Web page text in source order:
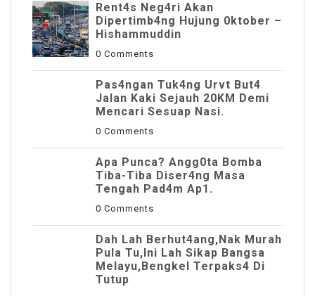
Rent4s Neg4ri Akan
Dipertimb4ng Hujung 0ktober –
Hishammuddin
0 Comments
Pas4ngan Tuk4ng Urvt But4
JaIan Kaki Sejauh 20KM Demi
Mencari Sesuap Nasi.
0 Comments
Apa Punca? Angg0ta Bomba
Tiba-Tiba Diser4ng Masa
Tengah Pad4m Ap1.
0 Comments
Dah Lah Berhut4ang,Nak Murah
Pula Tu,Ini Lah Sikap Bangsa
Melayu,Bengkel Terpaks4 Di
Tutup